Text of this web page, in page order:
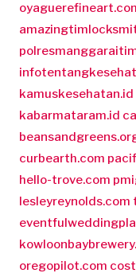
kamuskesehatan.id
kabarmataram.id
curbearth.com
hello-trove.com
lesleyreynolds.com
oregopilot.com